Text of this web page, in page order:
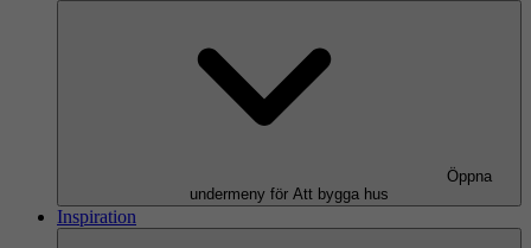
Öppna
undermeny för Att bygga hus
Inspiration